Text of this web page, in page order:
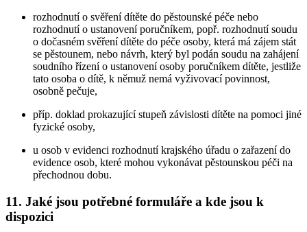
rozhodnutí o svěření dítěte do pěstounské péče nebo
rozhodnutí o ustanovení poručníkem, popř. rozhodnutí soudu
o dočasném svěření dítěte do péče osoby, která má zájem stát
se pěstounem, nebo návrh, který byl podán soudu na zahájení
soudního řízení o ustanovení osoby poručníkem dítěte, jestliže
tato osoba o dítě, k němuž nemá vyživovací povinnost,
osobně pečuje,
příp. doklad prokazující stupeň závislosti dítěte na pomoci jiné
fyzické osoby,
u osob v evidenci rozhodnutí krajského úřadu o zařazení do
evidence osob, které mohou vykonávat pěstounskou péči na
přechodnou dobu.
11. Jaké jsou potřebné formuláře a kde jsou k
dispozici